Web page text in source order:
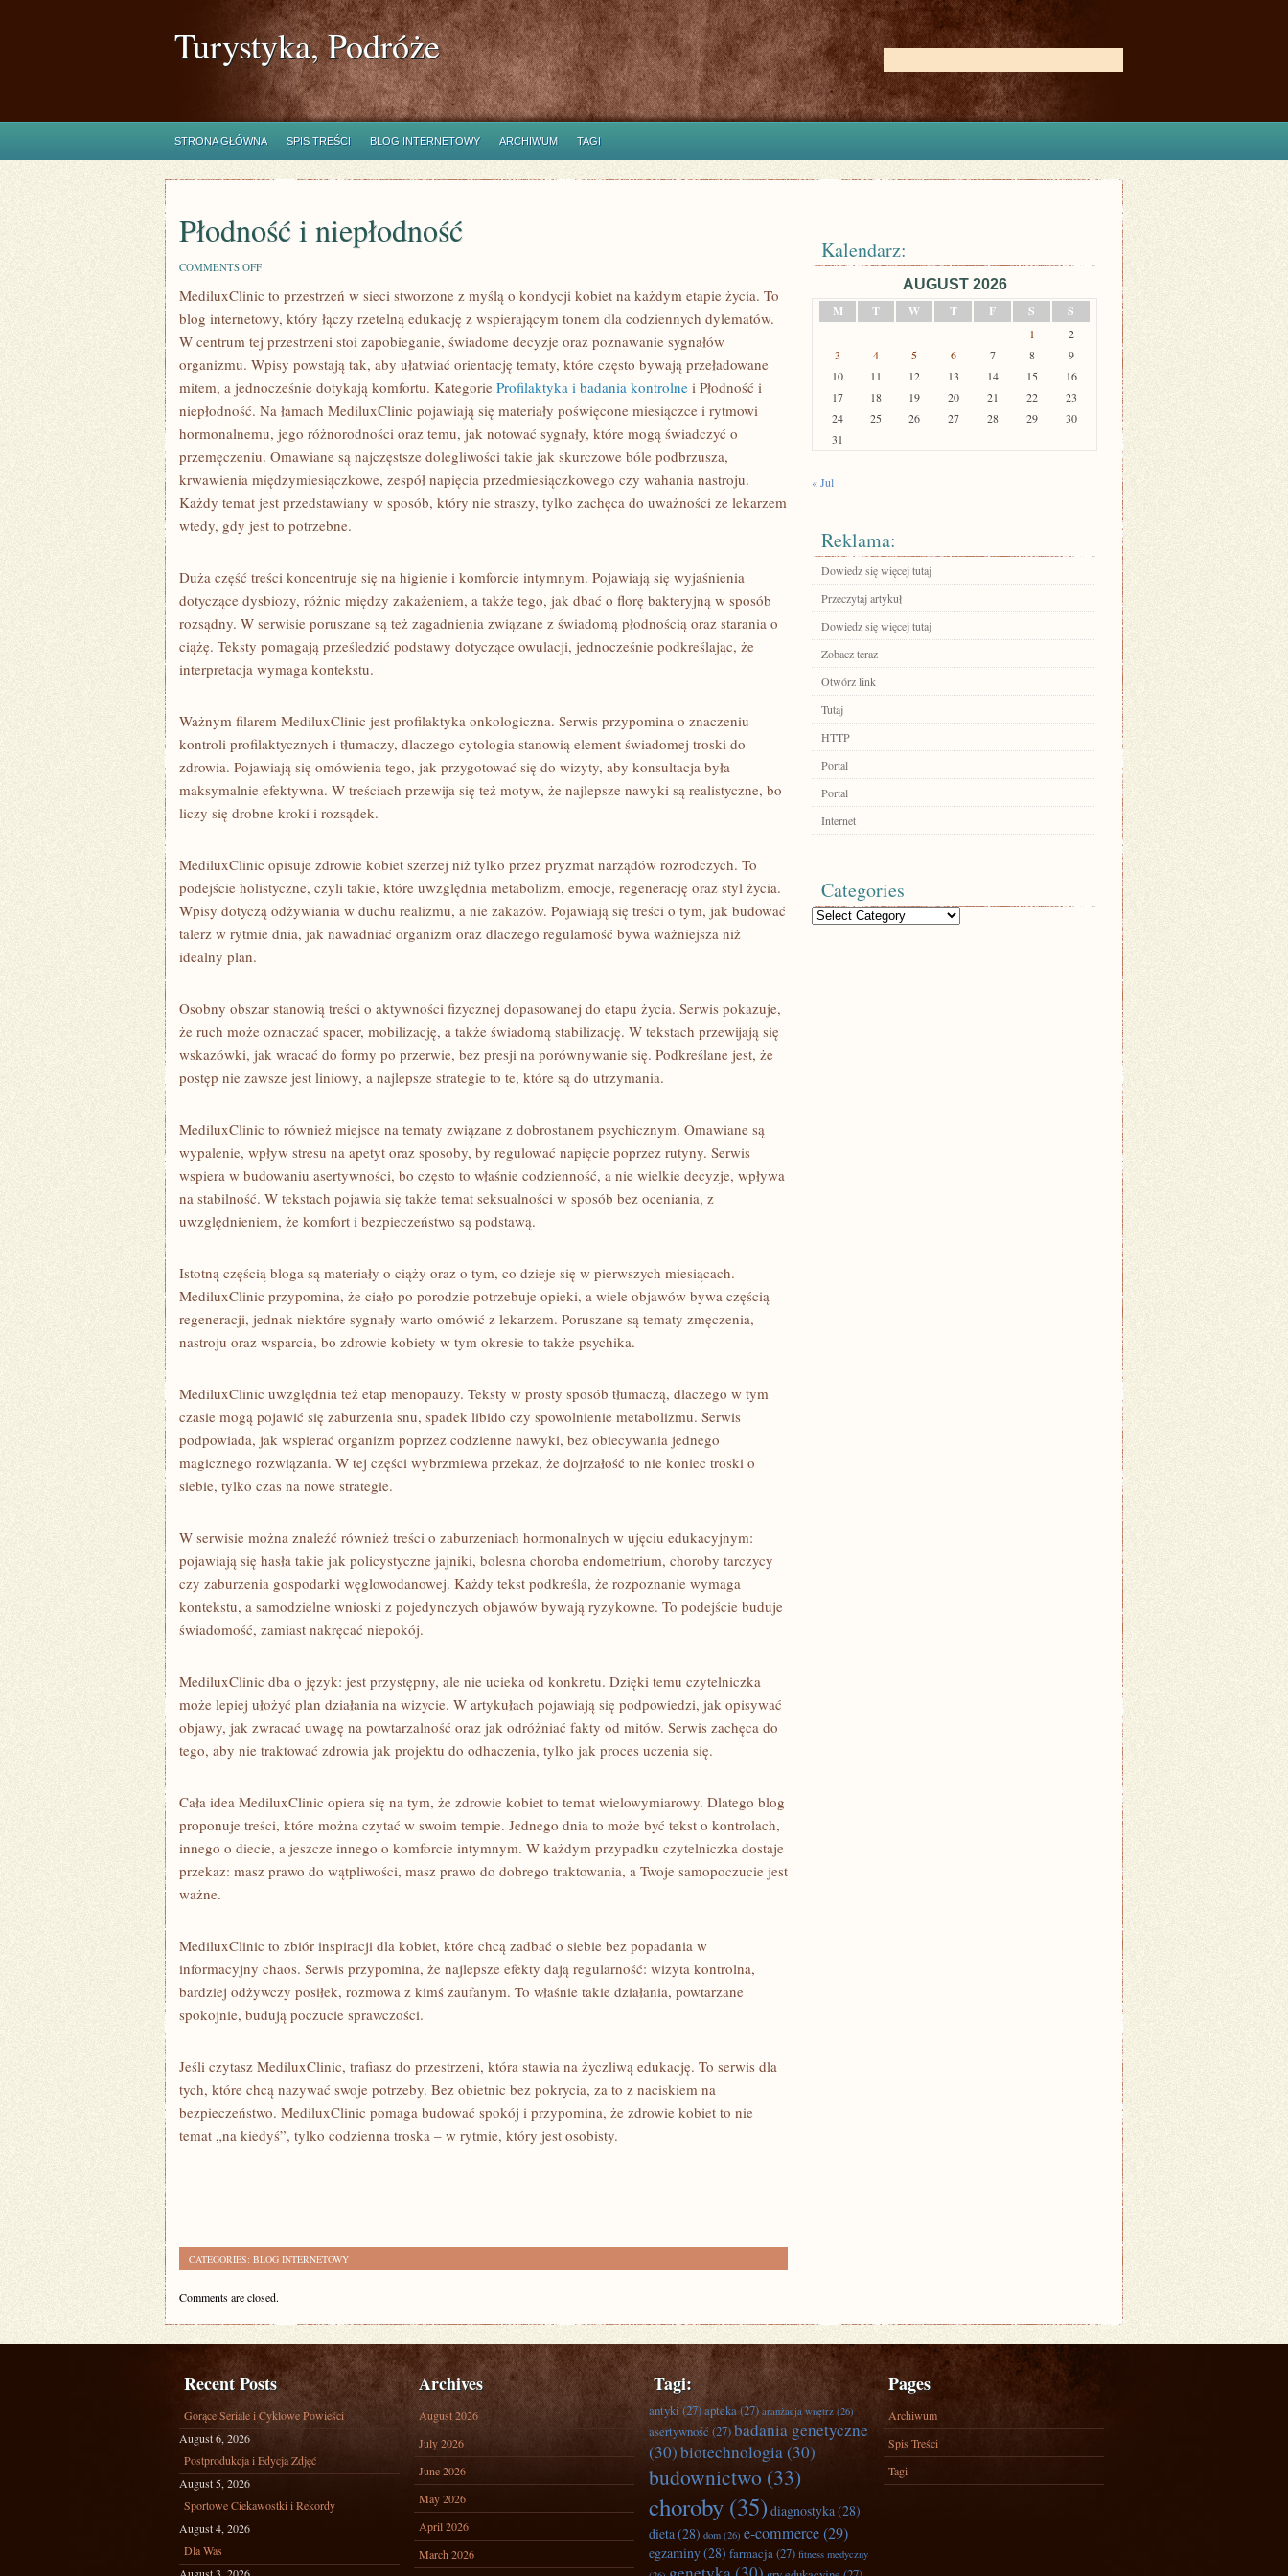
Turystyka, Podróże
STRONA GŁÓWNA SPIS TREŚCI BLOG INTERNETOWY ARCHIWUM TAGI
Płodność i niepłodność
COMMENTS OFFON
I
MediluxClinic to przestrzeń w sieci stworzone z myślą o kondycji kobiet na każdym etapie życia. To
blog internetowy, który łączy rzetelną edukację z wspierającym tonem dla codziennych dylematów.
W centrum tej przestrzeni stoi zapobieganie, świadome decyzje oraz poznawanie sygnałów
organizmu. Wpisy powstają tak, aby ułatwiać orientację tematy, które często bywają przeładowane
mitem, a jednocześnie dotykają komfortu. Kategorie Profilaktyka i badania kontrolne i Płodność i
niepłodność. Na łamach MediluxClinic pojawiają się materiały poświęcone miesiączce i rytmowi
hormonalnemu, jego różnorodności oraz temu, jak notować sygnały, które mogą świadczyć o
przemęczeniu. Omawiane są najczęstsze dolegliwości takie jak skurczowe bóle podbrzusza,
krwawienia międzymiesiączkowe, zespół napięcia przedmiesiączkowego czy wahania nastroju.
Każdy temat jest przedstawiany w sposób, który nie straszy, tylko zachęca do uważności ze lekarzem
wtedy, gdy jest to potrzebne.
Duża część treści koncentruje się na higienie i komforcie intymnym. Pojawiają się wyjaśnienia
dotyczące dysbiozy, różnic między zakażeniem, a także tego, jak dbać o florę bakteryjną w sposób
rozsądny. W serwisie poruszane są też zagadnienia związane z świadomą płodnością oraz starania o
ciążę. Teksty pomagają prześledzić podstawy dotyczące owulacji, jednocześnie podkreślając, że
interpretacja wymaga kontekstu.
Ważnym filarem MediluxClinic jest profilaktyka onkologiczna. Serwis przypomina o znaczeniu
kontroli profilaktycznych i tłumaczy, dlaczego cytologia stanowią element świadomej troski do
zdrowia. Pojawiają się omówienia tego, jak przygotować się do wizyty, aby konsultacja była
maksymalnie efektywna. W treściach przewija się też motyw, że najlepsze nawyki są realistyczne, bo
liczy się drobne kroki i rozsądek.
MediluxClinic opisuje zdrowie kobiet szerzej niż tylko przez pryzmat narządów rozrodczych. To
podejście holistyczne, czyli takie, które uwzględnia metabolizm, emocje, regenerację oraz styl życia.
Wpisy dotyczą odżywiania w duchu realizmu, a nie zakazów. Pojawiają się treści o tym, jak budować
talerz w rytmie dnia, jak nawadniać organizm oraz dlaczego regularność bywa ważniejsza niż
idealny plan.
Osobny obszar stanowią treści o aktywności fizycznej dopasowanej do etapu życia. Serwis pokazuje,
że ruch może oznaczać spacer, mobilizację, a także świadomą stabilizację. W tekstach przewijają się
wskazówki, jak wracać do formy po przerwie, bez presji na porównywanie się. Podkreślane jest, że
postęp nie zawsze jest liniowy, a najlepsze strategie to te, które są do utrzymania.
MediluxClinic to również miejsce na tematy związane z dobrostanem psychicznym. Omawiane są
wypalenie, wpływ stresu na apetyt oraz sposoby, by regulować napięcie poprzez rutyny. Serwis
wspiera w budowaniu asertywności, bo często to właśnie codzienność, a nie wielkie decyzje, wpływa
na stabilność. W tekstach pojawia się także temat seksualności w sposób bez oceniania, z
uwzględnieniem, że komfort i bezpieczeństwo są podstawą.
Istotną częścią bloga są materiały o ciąży oraz o tym, co dzieje się w pierwszych miesiącach.
MediluxClinic przypomina, że ciało po porodzie potrzebuje opieki, a wiele objawów bywa częścią
regeneracji, jednak niektóre sygnały warto omówić z lekarzem. Poruszane są tematy zmęczenia,
nastroju oraz wsparcia, bo zdrowie kobiety w tym okresie to także psychika.
MediluxClinic uwzględnia też etap menopauzy. Teksty w prosty sposób tłumaczą, dlaczego w tym
czasie mogą pojawić się zaburzenia snu, spadek libido czy spowolnienie metabolizmu. Serwis
podpowiada, jak wspierać organizm poprzez codzienne nawyki, bez obiecywania jednego
magicznego rozwiązania. W tej części wybrzmiewa przekaz, że dojrzałość to nie koniec troski o
siebie, tylko czas na nowe strategie.
W serwisie można znaleźć również treści o zaburzeniach hormonalnych w ujęciu edukacyjnym:
pojawiają się hasła takie jak policystyczne jajniki, bolesna choroba endometrium, choroby tarczycy
czy zaburzenia gospodarki węglowodanowej. Każdy tekst podkreśla, że rozpoznanie wymaga
kontekstu, a samodzielne wnioski z pojedynczych objawów bywają ryzykowne. To podejście buduje
świadomość, zamiast nakręcać niepokój.
MediluxClinic dba o język: jest przystępny, ale nie ucieka od konkretu. Dzięki temu czytelniczka
może lepiej ułożyć plan działania na wizycie. W artykułach pojawiają się podpowiedzi, jak opisywać
objawy, jak zwracać uwagę na powtarzalność oraz jak odróżniać fakty od mitów. Serwis zachęca do
tego, aby nie traktować zdrowia jak projektu do odhaczenia, tylko jak proces uczenia się.
Cała idea MediluxClinic opiera się na tym, że zdrowie kobiet to temat wielowymiarowy. Dlatego blog
proponuje treści, które można czytać w swoim tempie. Jednego dnia to może być tekst o kontrolach,
innego o diecie, a jeszcze innego o komforcie intymnym. W każdym przypadku czytelniczka dostaje
przekaz: masz prawo do wątpliwości, masz prawo do dobrego traktowania, a Twoje samopoczucie jest
ważne.
MediluxClinic to zbiór inspiracji dla kobiet, które chcą zadbać o siebie bez popadania w
informacyjny chaos. Serwis przypomina, że najlepsze efekty dają regularność: wizyta kontrolna,
bardziej odżywczy posiłek, rozmowa z kimś zaufanym. To właśnie takie działania, powtarzane
spokojnie, budują poczucie sprawczości.
Jeśli czytasz MediluxClinic, trafiasz do przestrzeni, która stawia na życzliwą edukację. To serwis dla
tych, które chcą nazywać swoje potrzeby. Bez obietnic bez pokrycia, za to z naciskiem na
bezpieczeństwo. MediluxClinic pomaga budować spokój i przypomina, że zdrowie kobiet to nie
temat „na kiedyś”, tylko codzienna troska – w rytmie, który jest osobisty.
CATEGORIES: BLOG INTERNETOWY
Comments are closed.
Kalendarz:
AUGUST 2026
M
T W T F S S
1
2
3
4 5 6 7 8
9
10
11 12 13 14 15
16
17
18 19 20 21 22
23
24
25 26 27 28 29
30
31
« Jul
Reklama:
Dowiedz się więcej tutaj
Przeczytaj artykuł
Dowiedz się więcej tutaj
Zobacz teraz
Otwórz link
Tutaj
HTTP
Portal
Portal
Internet
Categories
Categories
Recent Posts
Gorące Seriale i Cyklowe Powieści
August 6, 2026
Postprodukcja i Edycja Zdjęć
August 5, 2026
Sportowe Ciekawostki i Rekordy
August 4, 2026
Dla Was
Archives
August 2026
July 2026
June 2026
May 2026
April 2026
March 2026
Tagi:
antyki(27)apteka(27) aranżacja wnętrz (26)
asertywność (27)badania genetyczne
(30)biotechnologia(30)
budownictwo (33)
choroby (35) diagnostyka(28)
dieta(28) dom (26) e-commerce(29)
egzaminy(28) farmacja(27) fitness medyczny
Pages
Archiwum
Spis Treści
Tagi